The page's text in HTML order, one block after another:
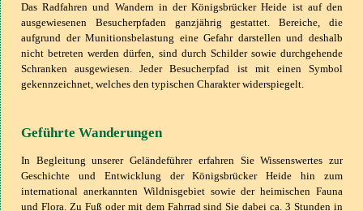
Das Radfahren und Wandern in der Königsbrücker Heide ist auf den
ausgewiesenen Besucherpfaden ganzjährig gestattet. Bereiche, die
aufgrund der Munitionsbelastung eine Gefahr darstellen und deshalb
nicht betreten werden dürfen, sind durch Schilder sowie durchgehende
Schranken ausgewiesen. Jeder Besucherpfad ist mit einen Symbol
gekennzeichnet, welches den typischen Charakter widerspiegelt.
Geführte Wanderungen
In Begleitung unserer Geländeführer erfahren Sie Wissenswertes zur
Geschichte und Entwicklung der Königsbrücker Heide hin zum
international anerkannten Wildnisgebiet sowie der heimischen Fauna
und Flora. Zu Fuß oder mit dem Fahrrad sind Sie dabei ca. 3 Stunden in